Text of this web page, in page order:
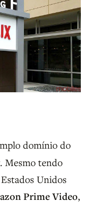
domínio do
Mesmo tendo
Unidos
Prime Video,